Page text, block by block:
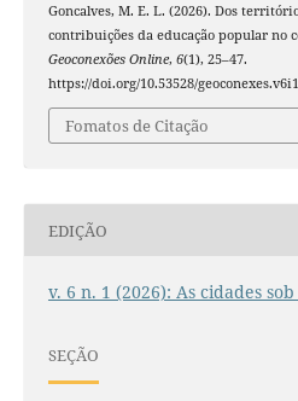
Goncalves, M. E. L. (2026). Dos
contribuições da educação popular no
Geoconexões Online, 6(1), 25–47.
https://doi.org/10.53528/
Fomatos de Citação
EDIÇÃO
v. 6 n. 1 (2026): As cidades
SEÇÃO